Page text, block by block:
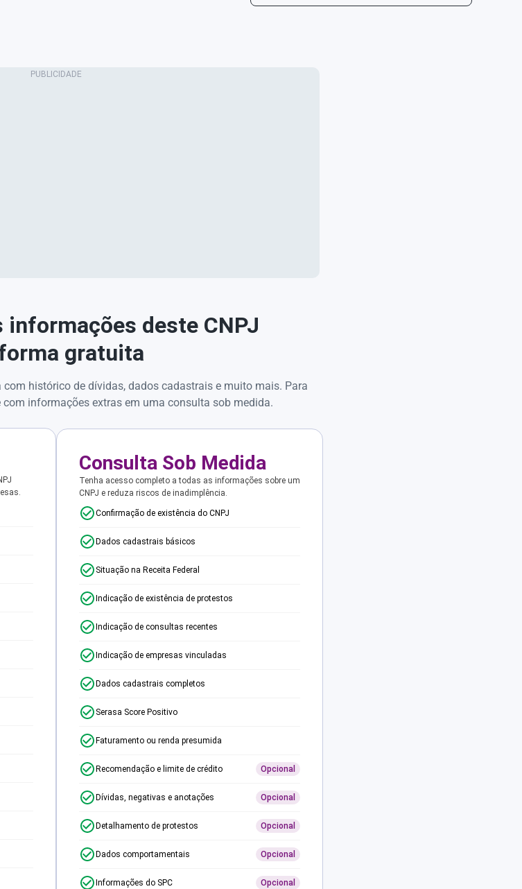
informações deste CNPJ
gratuita
histórico de dívidas, dados cadastrais e muito mais. Para
informações extras em uma consulta sob medida.
Consulta Sob Medida
Tenha acesso completo a todas as informações sobre um
CNPJ e reduza riscos de inadimplência.
Confirmação de existência do CNPJ
Dados cadastrais básicos
Situação na Receita Federal
Indicação de existência de protestos
Indicação de consultas recentes
Indicação de empresas vinculadas
Dados cadastrais completos
Serasa Score Positivo
Faturamento ou renda presumida
Recomendação e limite de crédito Opcional
Dívidas, negativas e anotações Opcional
Detalhamento de protestos Opcional
Dados comportamentais Opcional
Informações do SPC Opcional